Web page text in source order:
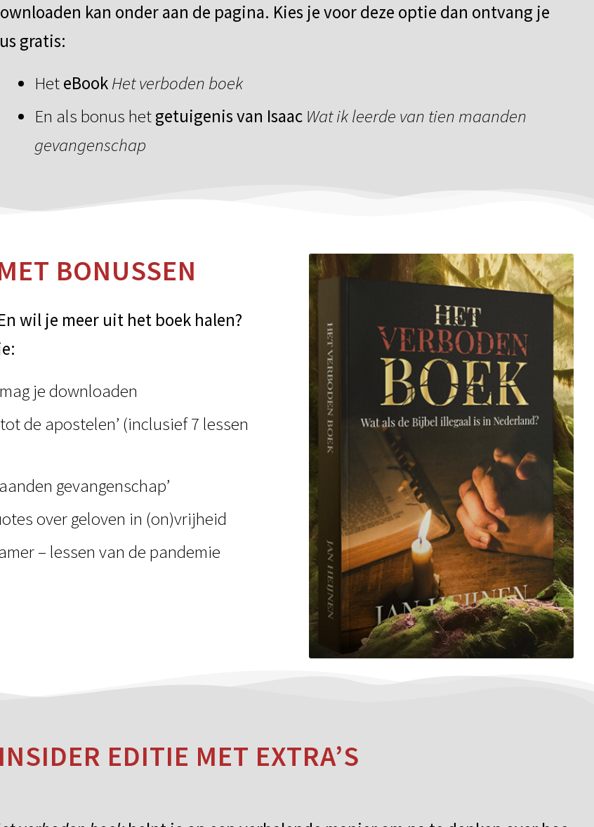
kan onder aan de pagina. Kies je voor deze optie dan ontvang je
gratis:
HeteBookHet verboden boek
En als bonus hetgetuigenis van Isaac Wat ik leerde van tien maanden
gevangenschap
BONUSSEN
wil je meer uit het boek halen?
je downloaden
de apostelen’ (inclusief 7 lessen
gevangenschap’
over geloven in (on)vrijheid
– lessen van de pandemie
EDITIE MET EXTRA’S